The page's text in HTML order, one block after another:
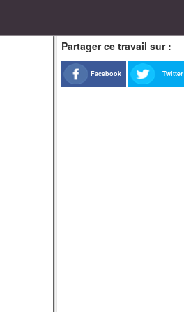
Partager ce travail sur :
Facebook Twitter